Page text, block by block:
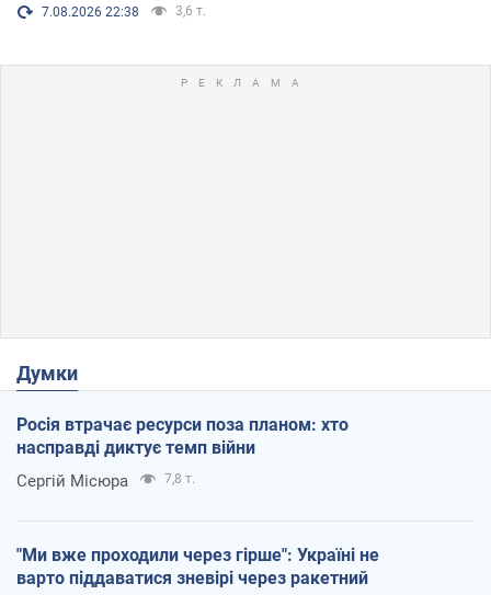
7.08.2026 22:38 3,6 т.
Думки
Росія втрачає ресурси поза планом: хто
насправді диктує темп війни
Сергій Місюра 7,8 т.
"Ми вже проходили через гірше": Україні не
варто піддаватися зневірі через ракетний